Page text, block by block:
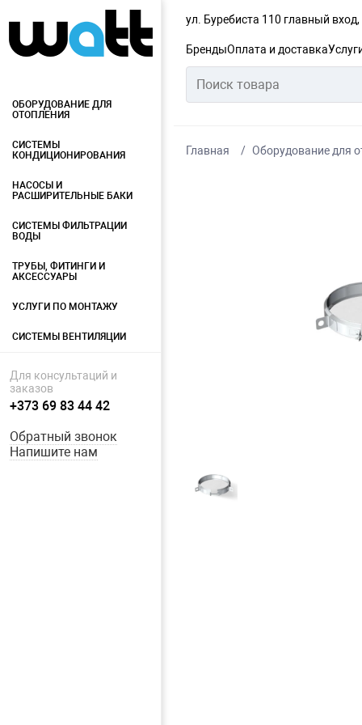
ул. Буребиста 110 главный
БрендыОплата и доставка
ОБОРУДОВАНИЕ ДЛЯ
ОТОПЛЕНИЯ
СИСТЕМЫ
КОНДИЦИОНИРОВАНИЯ
НАСОСЫ И
РАСШИРИТЕЛЬНЫЕ БАКИ
СИСТЕМЫ ФИЛЬТРАЦИИ
ВОДЫ
ТРУБЫ, ФИТИНГИ И
АКСЕССУАРЫ
УСЛУГИ ПО МОНТАЖУ
СИСТЕМЫ ВЕНТИЛЯЦИИ
Для консультаций и
заказов
+373 69 83 44 42
Обратный звонок
Напишите нам
Главная Оборудование для